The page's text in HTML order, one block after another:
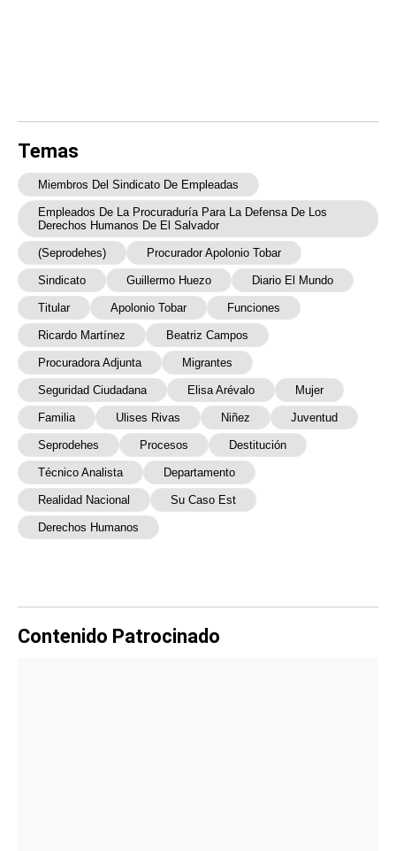
Temas
Miembros Del Sindicato De Empleadas
Empleados De La Procuraduría Para La Defensa De Los
Derechos Humanos De El Salvador
(Seprodehes) Procurador Apolonio Tobar
Sindicato Guillermo Huezo Diario El Mundo
Titular Apolonio Tobar Funciones
Ricardo Martínez Beatriz Campos
Procuradora Adjunta Migrantes
Seguridad Ciudadana Elisa Arévalo Mujer
Familia Ulises Rivas Niñez Juventud
Seprodehes Procesos Destitución
Técnico Analista Departamento
Realidad Nacional Su Caso Est
Derechos Humanos
Contenido Patrocinado